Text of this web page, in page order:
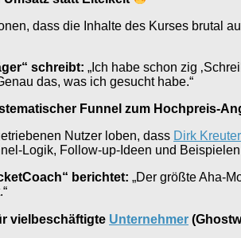
dass die Inhalte des Kurses brutal
schreibt: „Ich habe schon zig
das, was ich gesucht habe.“
Funnel zum Hochpreis-
Nutzer loben, dass Dirk Kreuter
Logik, Follow-up-Ideen und
berichtet: „Der größte Aha-
vielbeschäftigte Unternehmer